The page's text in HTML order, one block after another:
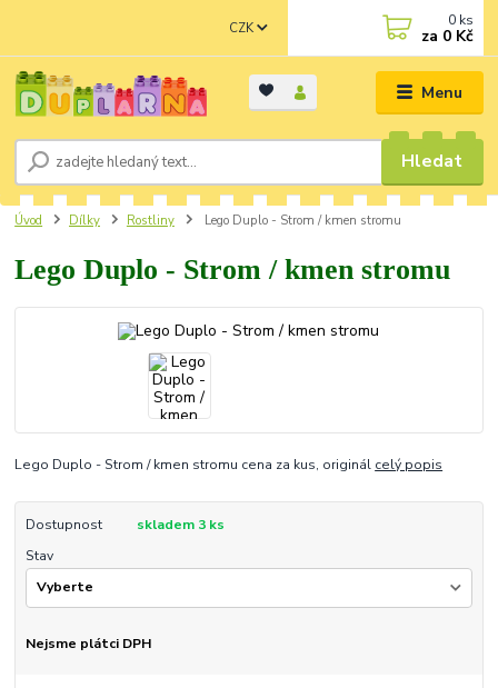
Menu
CZK
Hledat
0 ks
za 0 Kč
Úvod Dílky Rostliny Lego Duplo - Strom / kmen stromu
Lego Duplo - Strom / kmen stromu
Lego Duplo - Strom / kmen stromu cena za kus, originál celý popis
Dostupnost
skladem 3 ks
Stav
Nejsme plátci DPH